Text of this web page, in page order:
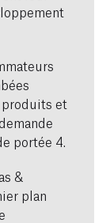
produits et
portée 4.
&
plan